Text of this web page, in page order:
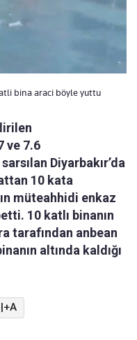
bina araci böyle yuttu
ve 7.6
Diyarbakır’da
10 kata
müteahhidi enkaz
10 katlı binanın
tarafından anbean
altında kaldığı
|+A